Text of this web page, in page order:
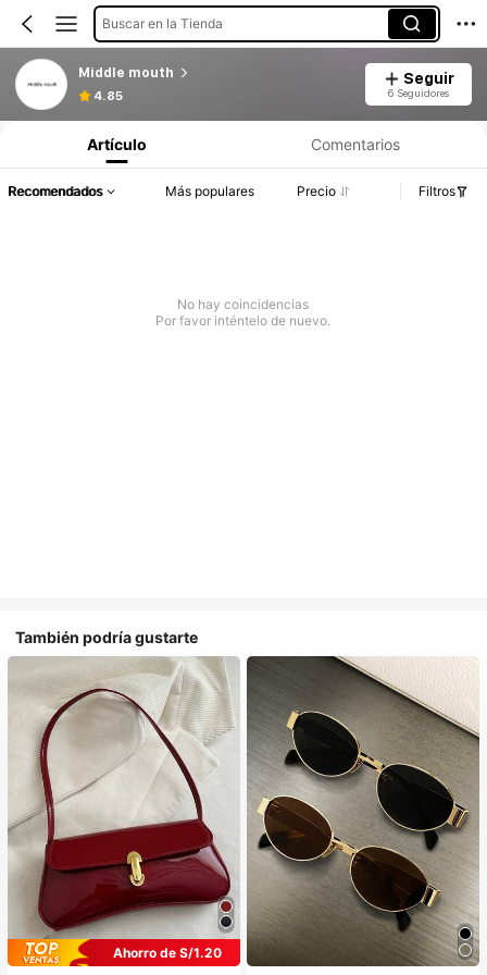
Buscar en la Tienda
Middle mouth
4.85
Seguir
6 Seguidores
Artículo Comentarios
Recomendados Más populares Precio Filtros
No hay coincidencias
Por favor inténtelo de nuevo.
También podría gustarte
Ahorro de S/1.20